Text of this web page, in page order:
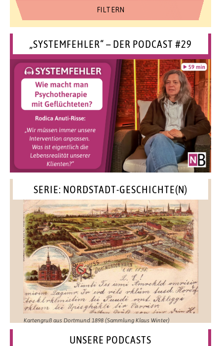
„SYSTEMFEHLER“ – DER PODCAST #29
SERIE: NORDSTADT-GESCHICHTE(N)
Kartengruß aus Dortmund 1898 (Sammlung Klaus Winter)
UNSERE PODCASTS